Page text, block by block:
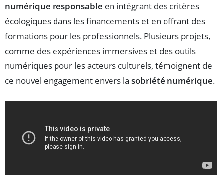
numérique responsable en intégrant des critères
écologiques dans les financements et en offrant des
formations pour les professionnels. Plusieurs projets,
comme des expériences immersives et des outils
numériques pour les acteurs culturels, témoignent de
ce nouvel engagement envers la sobriété numérique.